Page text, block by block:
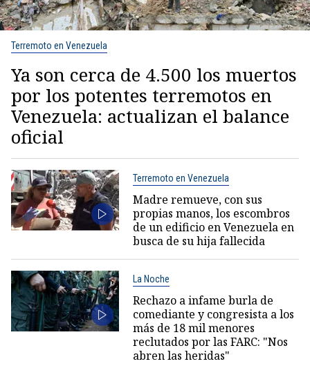
Terremoto en Venezuela
Ya son cerca de 4.500 los muertos
por los potentes terremotos en
Venezuela: actualizan el balance
oficial
Terremoto en Venezuela
Madre remueve, con sus
propias manos, los escombros
de un edificio en Venezuela en
busca de su hija fallecida
La Noche
Rechazo a infame burla de
comediante y congresista a los
más de 18 mil menores
reclutados por las FARC: "Nos
abren las heridas"